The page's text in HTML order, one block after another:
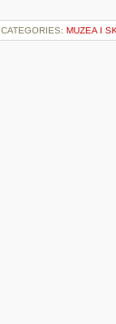
CATEGORIES: MUZEA I